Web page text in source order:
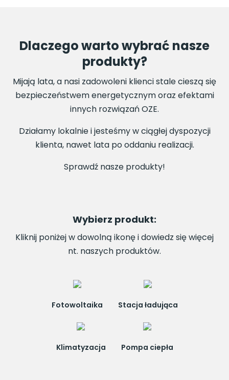
Dlaczego warto wybrać nasze
produkty?
Mijają lata, a nasi zadowoleni klienci stale cieszą się
bezpieczeństwem energetycznym oraz efektami
innych rozwiązań OZE.
Działamy lokalnie i jesteśmy w ciągłej dyspozycji
klienta, nawet lata po oddaniu realizacji.
Sprawdź nasze produkty!
Wybierz produkt:
Kliknij poniżej w dowolną ikonę i dowiedz się więcej
nt. naszych produktów.
Fotowoltaika Stacja ładująca
Klimatyzacja Pompa ciepła